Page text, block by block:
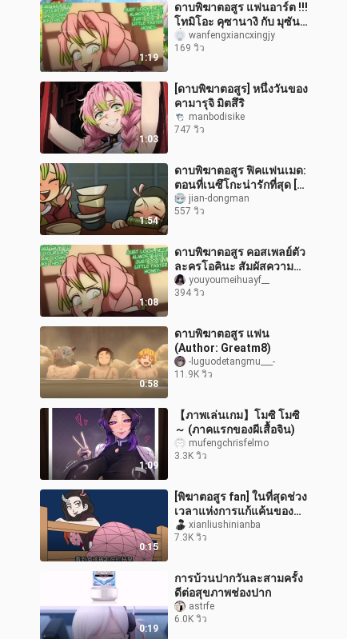
1:19
ดาบพิฆาตอสูร แฟนอาร์ต !!!
โทมิโอะ คุซานางิ กับ มุซัน
นั่งมองเงาสะท้อนริมลำธาร
ภาพของทั้งสองแนบชิดกัน
wanfengxiancxingjy
169 วิว
1:03
[ดาบพิฆาตอสูร] หนึ่งวันของ
คามารุจิ มิตสึริ
manbodisike
747 วิว
1:54
ดาบพิฆาตอสูร ฟิคแฟนเมด:
ตอนที่เนซึโกะน่ารักที่สุด [ผู้
แต่ง: SemiDraws]
jian-dongman
557 วิว
1:08
ดาบพิฆาตอสูร คอสเพลย์ตัว
ละครโอคินะ สัมผัสความ
ผูกพันในครอบครัวของ
มนุษย์ ได้พบกับความอบอุ่นที่
youyoumeihuayf__
394 วิว
0:58
ดาบพิฆาตอสูร แฟน
(Author: Greatm8)
-luguodetangmu___-
11.9K วิว
1:09
【ภาพเล่นเกม】โมซิ โมซิ
～ (ภาคแรกของผีเสื้อจิน)
mufengchrisfelmo
3.3K วิว
0:15
[พิฆาตอสูร fan] ในที่สุดช่วง
เวลาแห่งการแก้แค้นของ
Huang Mao ก็มาถึงแล้ว
xianliushinianba
7.3K วิว
0:19
การบ้วนปากวันละสามครั้ง
ดีต่อสุขภาพช่องปาก
astrfe
6.0K วิว